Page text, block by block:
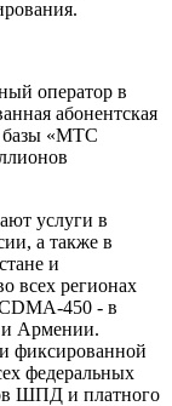
оператор в
абонентская
базы «МТС
услуги в
а также в
и
всех регионах
450 - в
и Армении.
фиксированной
федеральных
ШПД и платного